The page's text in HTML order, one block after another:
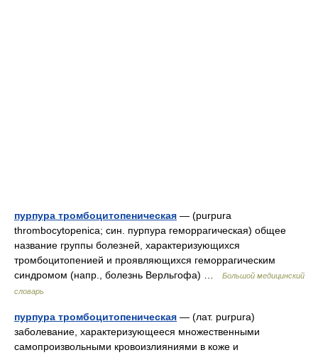
пурпура тромбоцитопеническая — (purpura
thrombocytopenica; син. пурпура геморрагическая) общее
название группы болезней, характеризующихся
тромбоцитопенией и проявляющихся геморрагическим
синдромом (напр., болезнь Верльгофа) …
Большой медицинский
словарь
пурпура тромбоцитопеническая — (лат. purpura)
заболевание, характеризующееся множественными
самопроизвольными кровоизлияниями в коже и